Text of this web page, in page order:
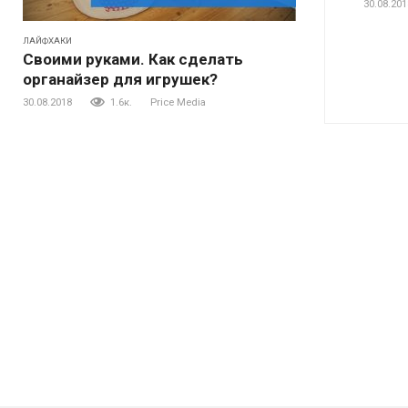
ЛАЙФХАКИ
Своими руками. Как сделать
органайзер для игрушек?
30.08.2018 1.6к. Price Media